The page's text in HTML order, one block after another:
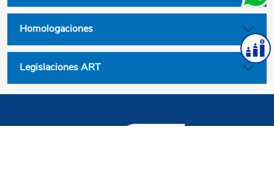
Homologaciones
Legislaciones ART